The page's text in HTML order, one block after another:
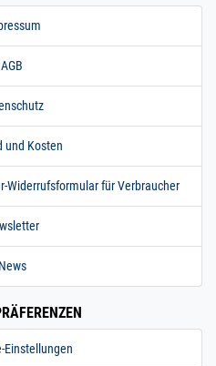
AGB
und Kosten
Widerrufsformular für Verbraucher
News
Einstellungen